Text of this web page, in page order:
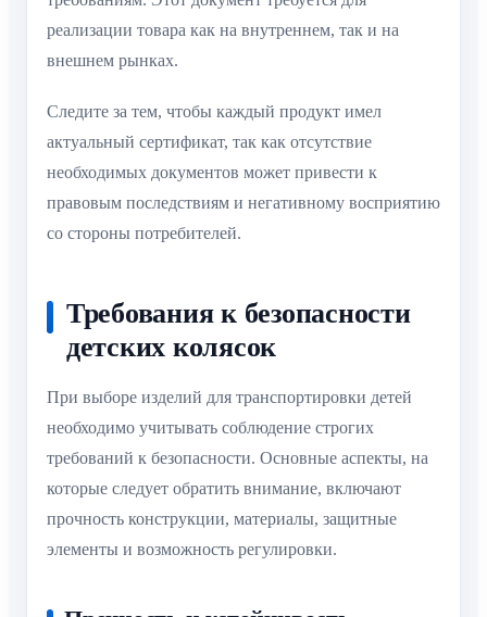
реализации товара как на внутреннем, так и на
внешнем рынках.
Следите за тем, чтобы каждый продукт имел
актуальный сертификат, так как отсутствие
необходимых документов может привести к
правовым последствиям и негативному восприятию
со стороны потребителей.
Требования к безопасности
детских колясок
При выборе изделий для транспортировки детей
необходимо учитывать соблюдение строгих
требований к безопасности. Основные аспекты, на
которые следует обратить внимание, включают
прочность конструкции, материалы, защитные
элементы и возможность регулировки.